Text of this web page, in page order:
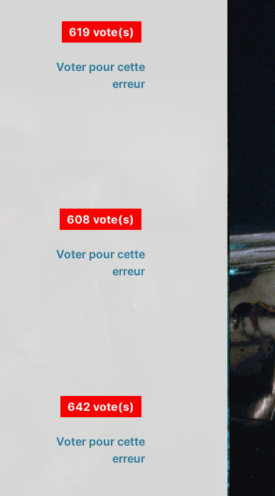
619 vote(s)
Voter pour cette
erreur
608 vote(s)
Voter pour cette
erreur
642 vote(s)
Voter pour cette
erreur